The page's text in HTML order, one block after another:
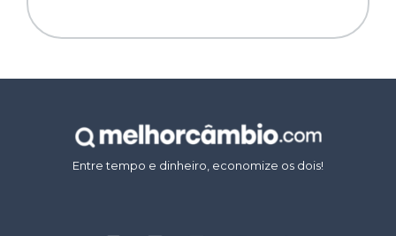
Entre tempo e dinheiro, economize os dois!